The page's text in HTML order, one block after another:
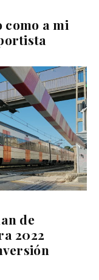
a mi
de
2022